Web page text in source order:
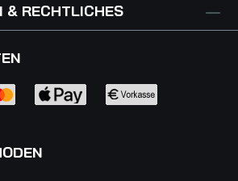
& RECHTLICHES